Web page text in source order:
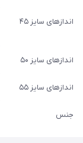
اندازهای سایز ۴۵
اندازهای سایز ۵۰
اندازهای سایز ۵۵
جنس